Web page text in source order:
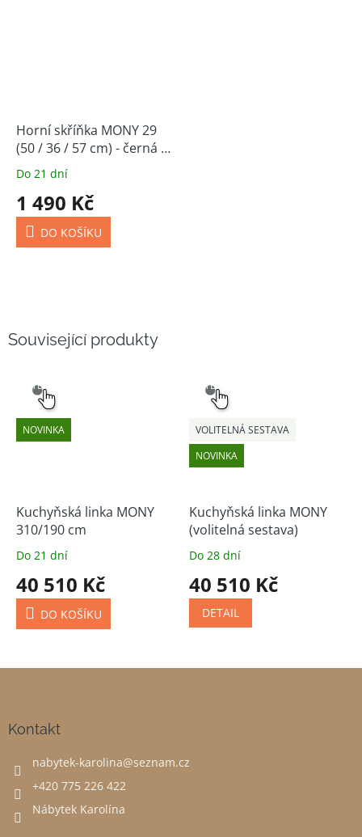
Související produkty
NOVINKA
VÝBĚR
Kuchyňská linka MONY
310/190 cm
Do 21 dní
40 510 Kč
DO KOŠÍKU
NOVINKA
VOLITELNÁ SESTAVA
VÝBĚR
Kuchyňská linka MONY
(volitelná sestava)
Do 28 dní
40 510 Kč
DETAIL
Horní skříňka MONY 29
(50 / 36 / 57 cm) - černá /
ořech
Do 21 dní
1 490 Kč
DO KOŠÍKU
Kontakt
nabytek-karolina@seznam.cz
+420 775 226 422
Nábytek Karolína